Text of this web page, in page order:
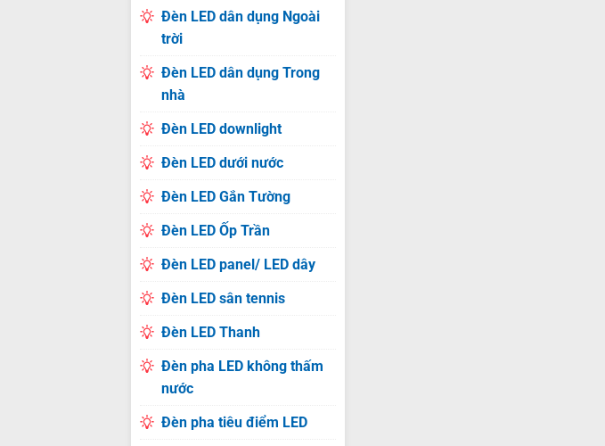
Đèn LED dân dụng Ngoài
trời
Đèn LED dân dụng Trong
nhà
Đèn LED downlight
Đèn LED dưới nước
Đèn LED Gắn Tường
Đèn LED Ốp Trần
Đèn LED panel/ LED dây
Đèn LED sân tennis
Đèn LED Thanh
Đèn pha LED không thấm
nước
Đèn pha tiêu điểm LED